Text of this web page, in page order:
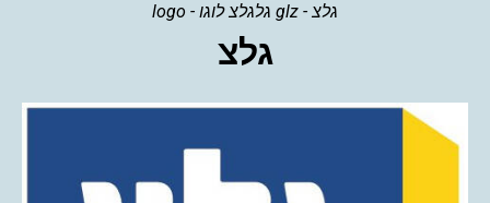
גלצ - glz גלגלצ לוגו - logo
גלצ